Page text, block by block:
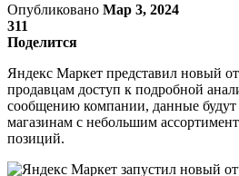
Опубликовано Мар 3, 2024
311
Поделится
Яндекс Маркет представил новый
продавцам доступ к подробной
сообщению компании, данные будут
магазинам с небольшим
позиций.